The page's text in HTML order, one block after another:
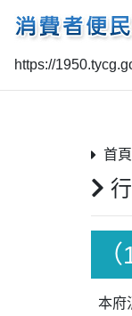
https://
首頁
本府